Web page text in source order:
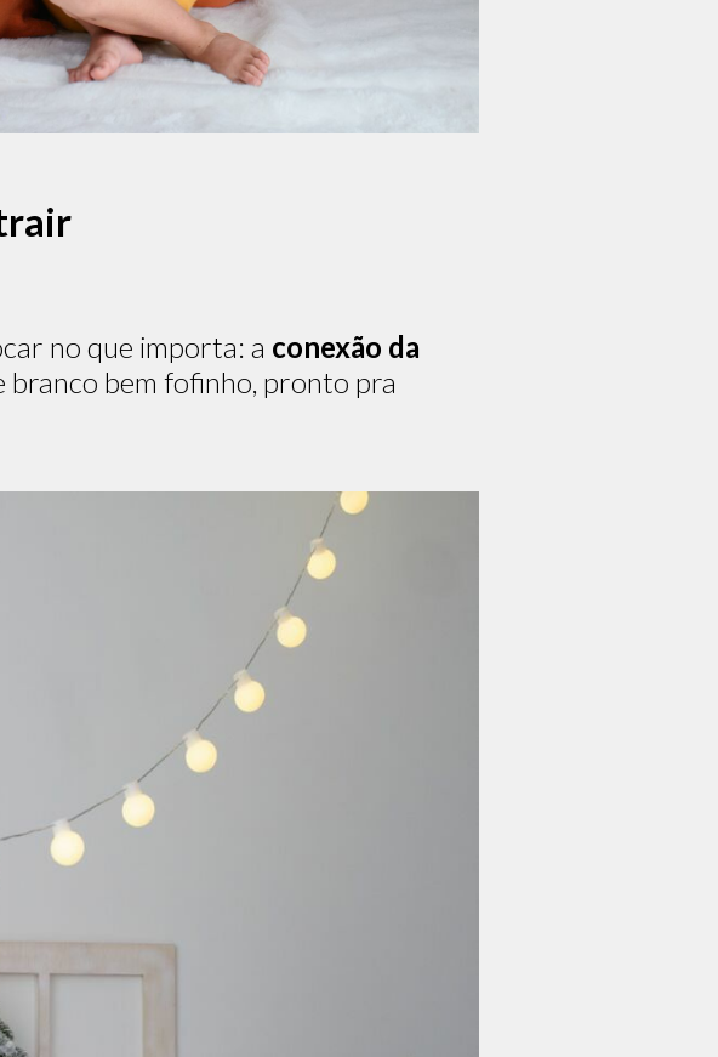
no que importa: a conexão da
branco bem fofinho, pronto pra